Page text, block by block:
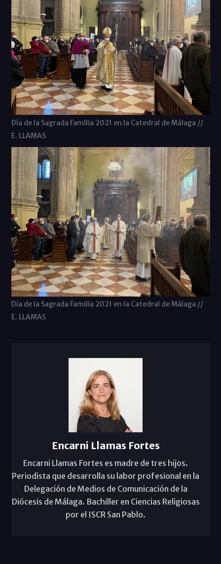
Día de la Sagrada Familia 2021 en la Catedral de Málaga //
E. LLAMAS
Día de la Sagrada Familia 2021 en la Catedral de Málaga //
E. LLAMAS
Encarni Llamas Fortes
Encarni Llamas Fortes es madre de tres hijos.
Periodista que desarrolla su labor profesional en la
Delegación de Medios de Comunicación de la
Diócesis de Málaga. Bachiller en Ciencias Religiosas
por el ISCR San Pablo.